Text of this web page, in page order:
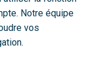
Notre équipe
vos